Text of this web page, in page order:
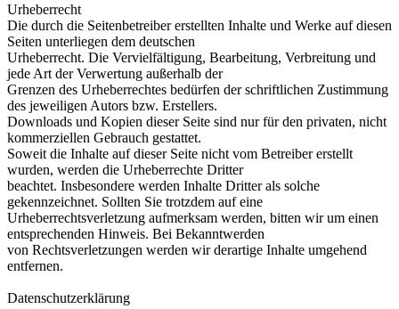
Urheberrecht
Die durch die Seitenbetreiber erstellten Inhalte und Werke auf diesen
Seiten unterliegen dem deutschen
Urheberrecht. Die Vervielfältigung, Bearbeitung, Verbreitung und
jede Art der Verwertung außerhalb der
Grenzen des Urheberrechtes bedürfen der schriftlichen Zustimmung
des jeweiligen Autors bzw. Erstellers.
Downloads und Kopien dieser Seite sind nur für den privaten, nicht
kommerziellen Gebrauch gestattet.
Soweit die Inhalte auf dieser Seite nicht vom Betreiber erstellt
wurden, werden die Urheberrechte Dritter
beachtet. Insbesondere werden Inhalte Dritter als solche
gekennzeichnet. Sollten Sie trotzdem auf eine
Urheberrechtsverletzung aufmerksam werden, bitten wir um einen
entsprechenden Hinweis. Bei Bekanntwerden
von Rechtsverletzungen werden wir derartige Inhalte umgehend
entfernen.
Datenschutzerklärung